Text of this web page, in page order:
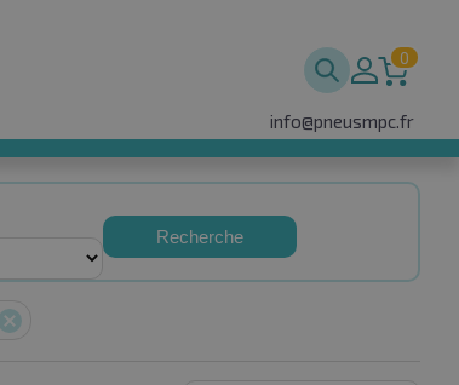
0
info@pneusmpc.fr
Recherche